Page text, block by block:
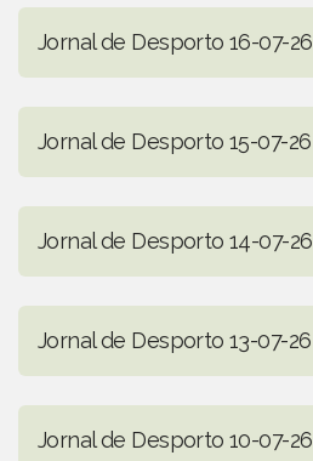
Jornal de Desporto 16-07-26
Jornal de Desporto 15-07-26
Jornal de Desporto 14-07-26
Jornal de Desporto 13-07-26
Jornal de Desporto 10-07-26